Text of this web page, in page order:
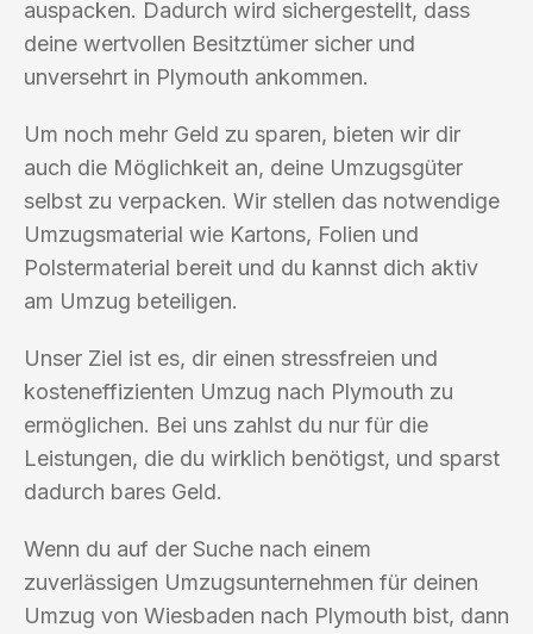
auspacken. Dadurch wird sichergestellt, dass
deine wertvollen Besitztümer sicher und
unversehrt in Plymouth ankommen.
Um noch mehr Geld zu sparen, bieten wir dir
auch die Möglichkeit an, deine Umzugsgüter
selbst zu verpacken. Wir stellen das notwendige
Umzugsmaterial wie Kartons, Folien und
Polstermaterial bereit und du kannst dich aktiv
am Umzug beteiligen.
Unser Ziel ist es, dir einen stressfreien und
kosteneffizienten Umzug nach Plymouth zu
ermöglichen. Bei uns zahlst du nur für die
Leistungen, die du wirklich benötigst, und sparst
dadurch bares Geld.
Wenn du auf der Suche nach einem
zuverlässigen Umzugsunternehmen für deinen
Umzug von Wiesbaden nach Plymouth bist, dann